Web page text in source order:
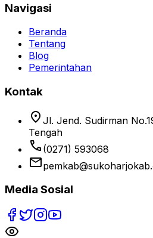
Navigasi
Beranda
Tentang
Blog
Pemerintahan
Kontak
location_on Jl. Jend. Sudirman
Tengah
phone (0271) 593068
email
Media Sosial